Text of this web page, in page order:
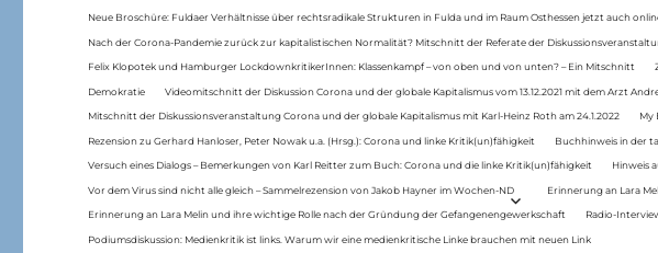
Neue Broschüre: Fuldaer Verhältnisse über rechtsradikale Strukturen in Fulda und im Raum Osthessen jetzt auch
Nach der Corona-Pandemie zurück zur kapitalistischen Normalität? Mitschnitt der Referate der
Felix Klopotek und Hamburger LockdownkritikerInnen: Klassenkampf – von oben und von unten? – Ein Mitschnitt
Demokratie Videomitschnitt der Diskussion Corona und der globale Kapitalismus vom 13.12.2021 mit dem Arzt
Mitschnitt der Diskussionsveranstaltung Corona und der globale Kapitalismus mit Karl-Heinz Roth am 24.1.2022 My
Rezension zu Gerhard Hanloser, Peter Nowak u.a. (Hrsg.): Corona und linke Kritik(un)fähigkeit Buchhinweis in der
Versuch eines Dialogs – Bemerkungen von Karl Reitter zum Buch: Corona und die linke Kritik(un)fähigkeit Hinweis
Vor dem Virus sind nicht alle gleich – Sammelrezension von Jakob Hayner im Wochen-ND Erinnerung an Lara
Erinnerung an Lara Melin und ihre wichtige Rolle nach der Gründung der Gefangenengewerkschaft Radio-
Podiumsdiskussion: Medienkritik ist links. Warum wir eine medienkritische Linke brauchen mit neuen Link